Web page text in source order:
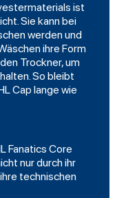
ist
Sie kann bei
werden und
ihre Form
Trockner, um
So bleibt
Cap lange wie
Fanatics Core
nur durch ihr
technischen